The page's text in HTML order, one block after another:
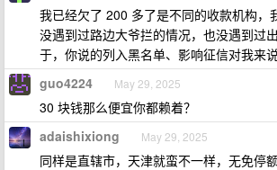
我已经欠了 200 多了是不同的收款机构，
没遇到过路边大爷拦的情况，也没遇到过
于，你说的列入黑名单、影响征信对我来
guo4224 May 29, 2025
30 块钱那么便宜你都赖着？
adaishixiong May 29, 2025
同样是直辖市，天津就蛮不一样，无免停